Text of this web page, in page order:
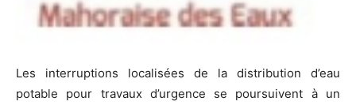
Les interruptions localisées de la distribution d’eau
potable pour travaux d’urgence se poursuivent à un